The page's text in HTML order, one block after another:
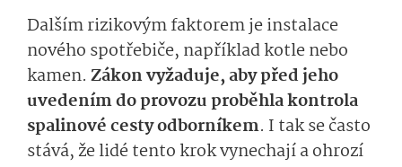
Dalším rizikovým faktorem je instalace
nového spotřebiče, například kotle nebo
kamen. Zákon vyžaduje, aby před jeho
uvedením do provozu proběhla kontrola
spalinové cesty odborníkem. I tak se často
stává, že lidé tento krok vynechají a ohrozí